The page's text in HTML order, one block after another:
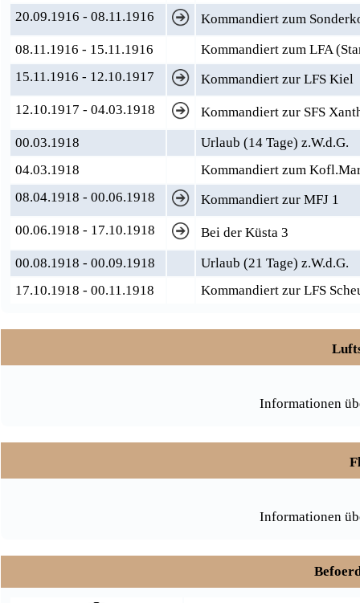
20.09.1916 - 08.11.1916
Kommandiert zum
08.11.1916 - 15.11.1916
Kommandiert zum LFA
15.11.1916 - 12.10.1917
Kommandiert zur LFS Kiel
12.10.1917 - 04.03.1918
Kommandiert zur SFS
00.03.1918
Urlaub (14 Tage) z.W.d.G.
04.03.1918
Kommandiert zum
08.04.1918 - 00.06.1918
Kommandiert zur MFJ 1
00.06.1918 - 17.10.1918
Bei der Küsta 3
00.08.1918 - 00.09.1918
Urlaub (21 Tage) z.W.d.G.
17.10.1918 - 00.11.1918
Kommandiert zur LFS
Informationen
Informationen